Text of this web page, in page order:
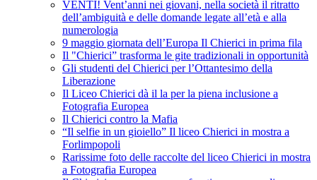
VENTI! Vent’anni nei giovani, nella società il ritratto
dell’ambiguità e delle domande legate all’età e alla
numerologia
9 maggio giornata dell’Europa Il Chierici in prima fila
Il "Chierici” trasforma le gite tradizionali in opportunità
Gli studenti del Chierici per l’Ottantesimo della
Liberazione
Il Liceo Chierici dà il la per la piena inclusione a
Fotografia Europea
Il Chierici contro la Mafia
“Il selfie in un gioiello” Il liceo Chierici in mostra a
Forlimpopoli
Rarissime foto delle raccolte del liceo Chierici in mostra
a Fotografia Europea